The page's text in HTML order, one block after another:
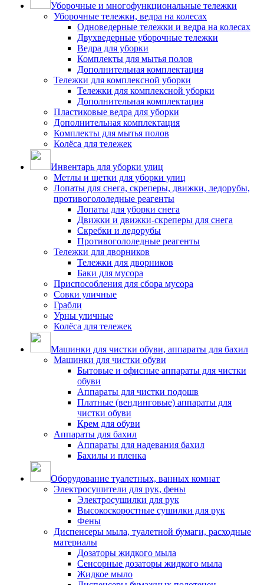
Уборочные и многофункциональные тележки
Уборочные тележки, ведра на колесах
Одноведерные тележки и ведра на колесах
Двухведерные уборочные тележки
Ведра для уборки
Комплекты для мытья полов
Дополнительная комплектация
Тележки для комплексной уборки
Тележки для комплексной уборки
Дополнительная комплектация
Пластиковые ведра для уборки
Дополнительная комплектация
Комплекты для мытья полов
Колёса для тележек
Инвентарь для уборки улиц
Метлы и щетки для уборки улиц
Лопаты для снега, скреперы, движки, ледорубы,
противогололедные реагенты
Лопаты для уборки снега
Движки и движки-скреперы для снега
Скребки и ледорубы
Противогололедные реагенты
Тележки для дворников
Тележки для дворников
Баки для мусора
Приспособления для сбора мусора
Совки уличные
Грабли
Урны уличные
Колёса для тележек
Машинки для чистки обуви, аппараты для бахил
Машинки для чистки обуви
Бытовые и офисные аппараты для чистки
обуви
Аппараты для чистки подошв
Платные (вендинговые) аппараты для
чистки обуви
Крем для обуви
Аппараты для бахил
Аппараты для надевания бахил
Бахилы и пленка
Оборудование туалетных, ванных комнат
Электросушители для рук, фены
Электросушилки для рук
Высокоскоростные сушилки для рук
Фены
Диспенсеры мыла, туалетной бумаги, расходные
материалы
Дозаторы жидкого мыла
Сенсорные дозаторы жидкого мыла
Жидкое мыло